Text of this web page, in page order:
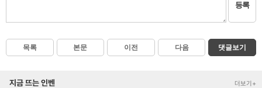
등록
목록 본문 이전 다음 댓글보기
지금 뜨는 인벤 더보기+